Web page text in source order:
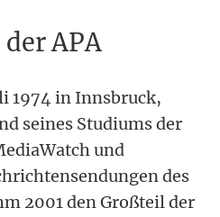
der APA
1974 in Innsbruck,
seines Studiums der
und
des
2001 den Großteil der